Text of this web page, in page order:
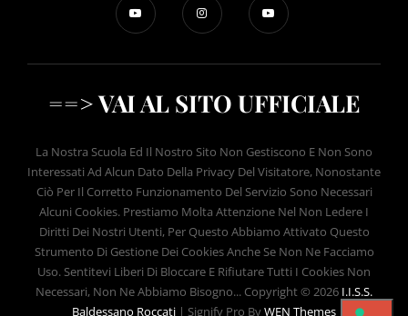
==> VAI AL SITO UFFICIALE
La Nostra Scuola Ed Il Nostro Sito Non Gestiscono E Non Sono
Interessati Ad Alcun Dato Della Privacy Del Visitatore, Nonostante
Ciò Per Il Corretto Funzionamento Del Servizio Sono Necessari
Alcuni Cookies. Prestiamo Molta Attenzione Nel Non Ledere I
Diritti Dei Nostri Utenti, Per Questo Abbiamo Attivato Questo
Strumento Di Gestione Dei Cookies Anche Se Non Ne Facciamo
Uso. Sentitevi Liberi Di Bloccare E Rifiutare Tutti I Cookies Non
Necessari, Non Ne Abbiamo Bisogno... Copyright © 2026 I.I.S.S.
Baldessano Roccati | Signify Pro ByWEN Themes